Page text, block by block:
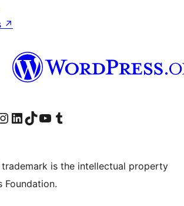
↗
ຮົາຊີ Instagram ຂອງພວກເຮົາຢ້ຽມຊົມບັນຊີ LinkedIn ຂອງພວກເຮົາຢ້ຽມຊົມບັນຊີ TikTok ຂອງພວກເຮົາຢ້ຽມຊົມຊ່ອງ YouTube ຂອງພວກເຮົາຢ້ຽມຊົມບັນຊີ Tumblr ຂອງພວກເຮົາ
trademark is the intellectual property
Foundation.